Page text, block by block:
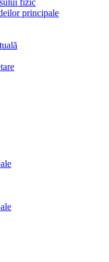
fizic
principale